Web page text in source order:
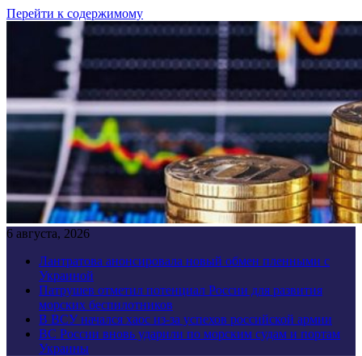
Перейти к содержимому
6 августа, 2026
Лантратова анонсировала новый обмен пленными с
Украиной
Патрушев отметил потенциал России для развития
морских беспилотников
В ВСУ начался хаос из-за успехов российской армии
ВС России вновь ударили по морским судам и портам
Украины